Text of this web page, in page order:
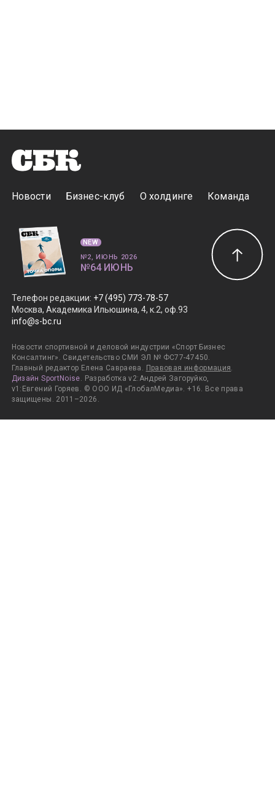
Новости Бизнес-клуб О холдинге Команда
Телефон редакции: +7 (495) 773-78-57
Москва, Академика Ильюшина, 4, к.2, оф.93
info@s-bc.ru
Новости спортивной и деловой индустрии «Спорт Бизнес
Консалтинг». Свидетельство СМИ ЭЛ № ФС77-47450.
Главный редактор Елена Савраева. Правовая информация.
Дизайн SportNoise. Разработка v2:Андрей Загоруйко,
v1:Евгений Горяев. © ООО ИД «ГлобалМедиа». +16. Все права
защищены. 2011–2026.
NEW
№2, ИЮНЬ 2026
№64 ИЮНЬ